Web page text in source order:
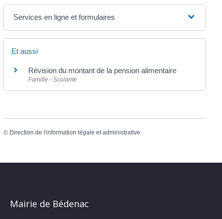
Services en ligne et formulaires
Et aussi
Révision du montant de la pension alimentaire
Famille - Scolarité
© Direction de l'information légale et administrative
Mairie de Bédenac